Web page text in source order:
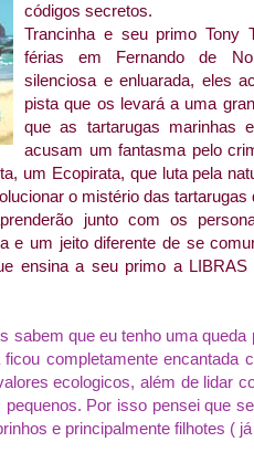
códigos secretos.
Trancinha e seu primo Tony
férias em Fernando de
silenciosa e enluarada, eles
pista que os levará a uma
que as tartarugas marinhas
acusam um fantasma pelo
um Ecopirata, que luta pela
o mistério das tartarugas
junto com os
e um jeito diferente de se
ensina a seu primo a
sabem que eu tenho uma
completamente encantada
ecologicos, além de lidar
Por isso pensei que
e principalmente filhotes (